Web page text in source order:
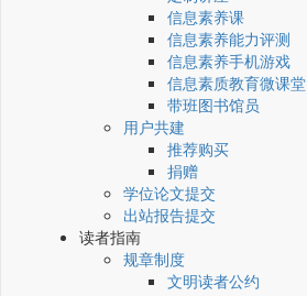
信息素养课
信息素养能力评测
信息素养手机游戏
信息素质教育微课堂
带班图书馆员
用户共建
推荐购买
捐赠
学位论文提交
出站报告提交
读者指南
规章制度
文明读者公约